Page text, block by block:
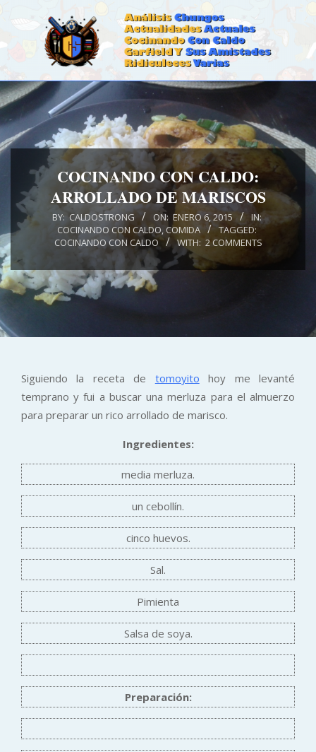
CALDOSTRONG.COM
Primary
Navigation
Menu
COCINANDO CON CALDO:
ARROLLADO DE MARISCOS
BY: CALDOSTRONG ON: ENERO 6, 2015
IN:
COCINANDO CON CALDO COMIDA
TAGGED:
COCINANDO CON CALDO
WITH: 2 COMMENTS
Siguiendo la receta de tomoyito hoy me levanté
temprano y fui a buscar una merluza para el almuerzo
para preparar un rico arrollado de marisco.
Ingredientes:
media merluza.
un cebollín.
cinco huevos.
Sal.
Pimienta
Salsa de soya.
Preparación: